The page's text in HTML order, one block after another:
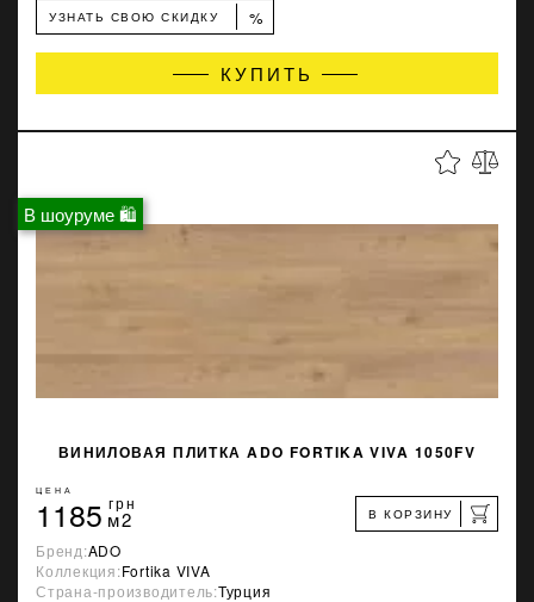
УЗНАТЬ СВОЮ СКИДКУ %
КУПИТЬ
В шоуруме 🛍
ВИНИЛОВАЯ ПЛИТКА ADO FORTIKA VIVA 1050FV
ЦЕНА
1185 грн
м2 В КОРЗИНУ
Бренд:ADO
Коллекция:Fortika VIVA
Страна-производитель:Турция